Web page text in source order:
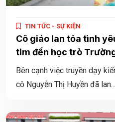
TIN TỨC - SỰ KIỆN
Cô giáo lan tỏa tình
tim đến học trò
Bên cạnh việc truyền dạy
cô Nguyễn Thị Huyền đã lan...